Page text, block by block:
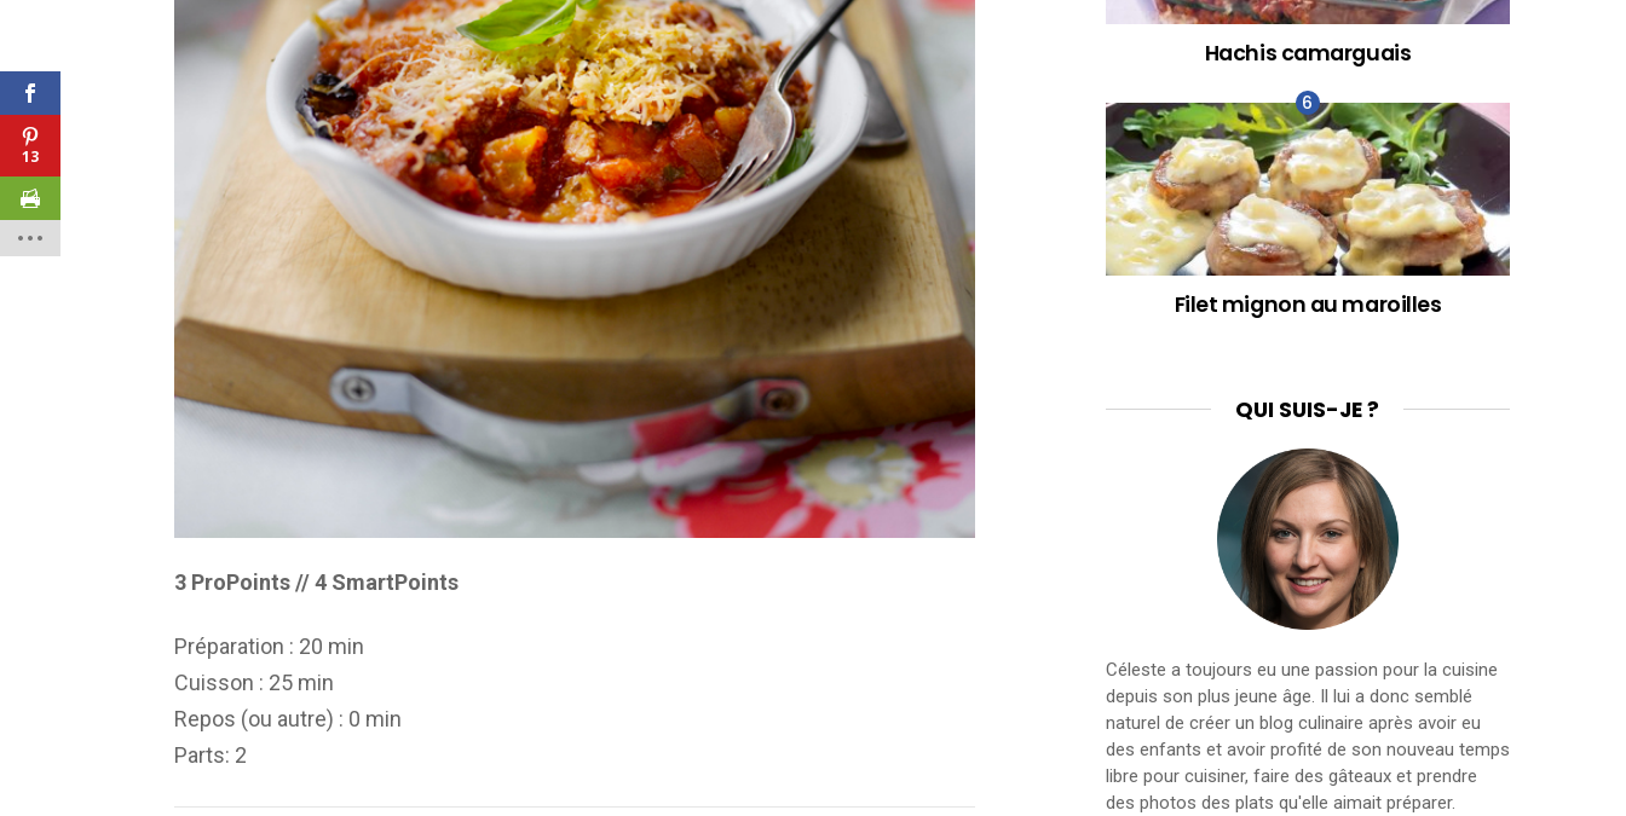
3 ProPoints // 4 SmartPoints
Préparation : 20 min
Cuisson : 25 min
Repos (ou autre) : 0 min
Parts: 2
Hachis camarguais
Filet mignon au maroilles
QUI SUIS-JE ?
Céleste a toujours eu une passion pour la cuisine
depuis son plus jeune âge. Il lui a donc semblé
naturel de créer un blog culinaire après avoir eu
des enfants et avoir profité de son nouveau temps
libre pour cuisiner, faire des gâteaux et prendre
des photos des plats qu'elle aimait préparer.
13